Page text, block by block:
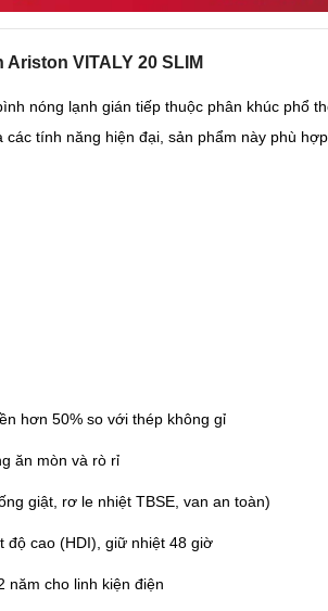
VITALY 20 SLIM
nóng lạnh gián tiếp thuộc phân khúc phổ
tính năng hiện đại, sản phẩm này phù
hơn 50% so với thép không gỉ
ăn mòn và rò rỉ
giật, rơ le nhiệt TBSE, van an toàn)
độ cao (HDI), giữ nhiệt 48 giờ
năm cho linh kiện điện